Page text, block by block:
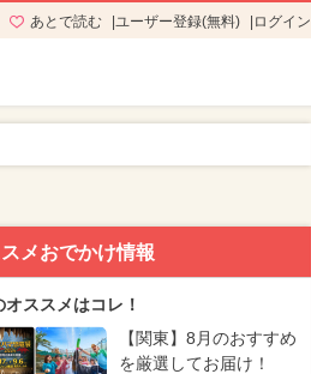
あとで読む ユーザー登録(無料) ログイン
メおでかけ情報
オススメはコレ！
【関東】8月のおすすめ
を厳選してお届け！